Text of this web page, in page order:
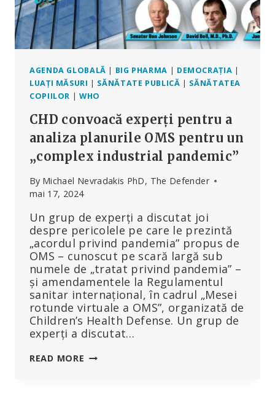
MAILURI
INCLUSIV
FUMEGÂNDE”
AGENDA GLOBALĂ | BIG PHARMA | DEMOCRAȚIA |
LUAȚI MĂSURI | SĂNĂTATE PUBLICĂ | SĂNĂTATEA
COPIILOR | WHO
CHD convoacă experți pentru a
analiza planurile OMS pentru un
„complex industrial pandemic”
By Michael Nevradakis PhD, The Defender
mai 17, 2024
Un grup de experți a discutat joi
despre pericolele pe care le prezintă
„acordul privind pandemia” propus de
OMS – cunoscut pe scară largă sub
numele de „tratat privind pandemia” –
și amendamentele la Regulamentul
sanitar internațional, în cadrul „Mesei
rotunde virtuale a OMS”, organizată de
Children’s Health Defense. Un grup de
experți a discutat…
READ MORE CHD